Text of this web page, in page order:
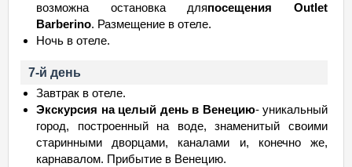
возможна остановка дляпосещения Outlet
Barberino. Размещение в отеле.
Ночь в отеле.
7-й день
Завтрак в отеле.
Экскурсия на целый день в Венецию- уникальный
город, построенный на воде, знаменитый своими
старинными дворцами, каналами и, конечно же,
карнавалом. Прибытие в Венецию.